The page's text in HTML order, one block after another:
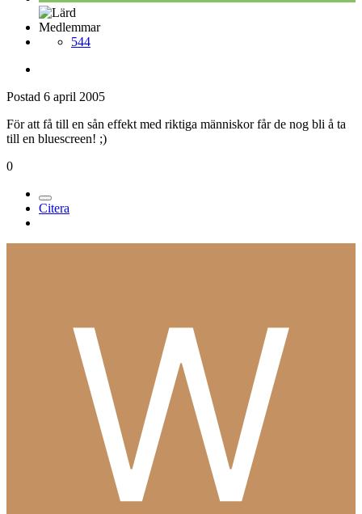
Medlemmar
544
Postad 6 april 2005
För att få till en sån effekt med riktiga människor får de nog bli å ta
till en bluescreen! ;)
0
Citera